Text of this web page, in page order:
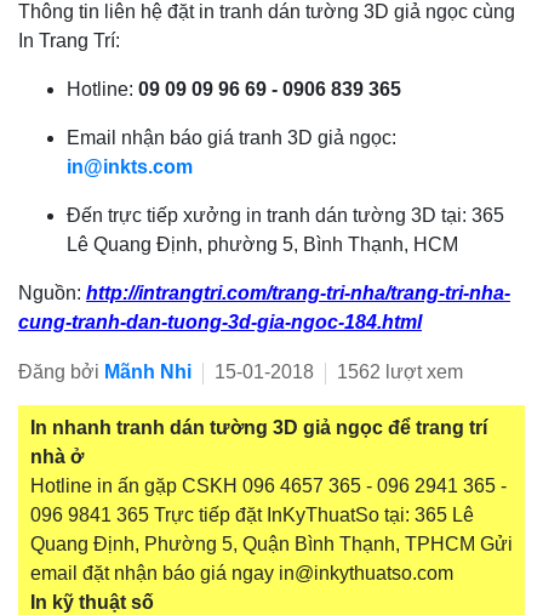
Thông tin liên hệ đặt in tranh dán tường 3D giả ngọc cùng
In Trang Trí:
Hotline: 09 09 09 96 69 - 0906 839 365
Email nhận báo giá tranh 3D giả ngọc:
in@inkts.com
Đến trực tiếp xưởng in tranh dán tường 3D tại: 365
Lê Quang Định, phường 5, Bình Thạnh, HCM
Nguồn: http://intrangtri.com/trang-tri-nha/trang-tri-nha-
cung-tranh-dan-tuong-3d-gia-ngoc-184.html
Đăng bởi Mãnh Nhi 15-01-2018 1562 lượt xem
In nhanh tranh dán tường 3D giả ngọc để trang trí
nhà ở
Hotline in ấn gặp CSKH 096 4657 365 - 096 2941 365 -
096 9841 365 Trực tiếp đặt InKyThuatSo tại: 365 Lê
Quang Định, Phường 5, Quận Bình Thạnh, TPHCM Gửi
email đặt nhận báo giá ngay in@inkythuatso.com
In kỹ thuật số